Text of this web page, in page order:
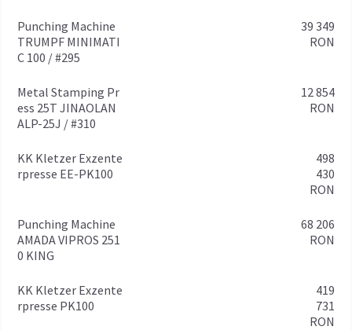
Punching Machine
TRUMPF MINIMATI
C 100 / #295
39 349
RON
Metal Stamping Pr
ess 25T JINAOLAN
ALP-25J / #310
12 854
RON
KK Kletzer Exzente
rpresse EE-PK100
498
430
RON
Punching Machine
AMADA VIPROS 251
0 KING
68 206
RON
KK Kletzer Exzente
rpresse PK100
419
731
RON